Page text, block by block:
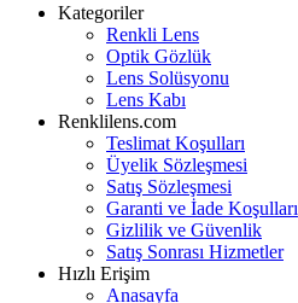
Kategoriler
Renkli Lens
Optik Gözlük
Lens Solüsyonu
Lens Kabı
Renklilens.com
Teslimat Koşulları
Üyelik Sözleşmesi
Satış Sözleşmesi
Garanti ve İade Koşulları
Gizlilik ve Güvenlik
Satış Sonrası Hizmetler
Hızlı Erişim
Anasayfa